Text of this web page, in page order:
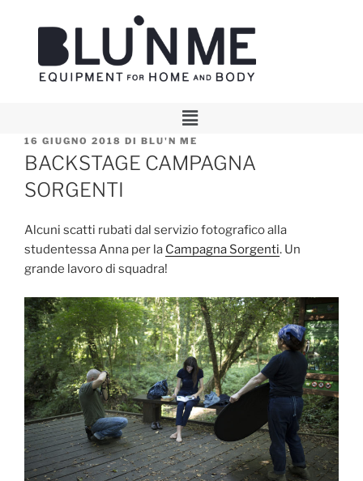
16 GIUGNO 2018 DI BLU'N ME
BACKSTAGE CAMPAGNA
SORGENTI
Alcuni scatti rubati dal servizio fotografico alla
studentessa Anna per la Campagna Sorgenti. Un
grande lavoro di squadra!